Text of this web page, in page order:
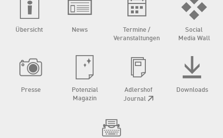
Übersicht News
Termine /
Veranstaltungen
Social
Media Wall
Presse
Potenzial
Magazin
Adlershof
Journal
Downloads